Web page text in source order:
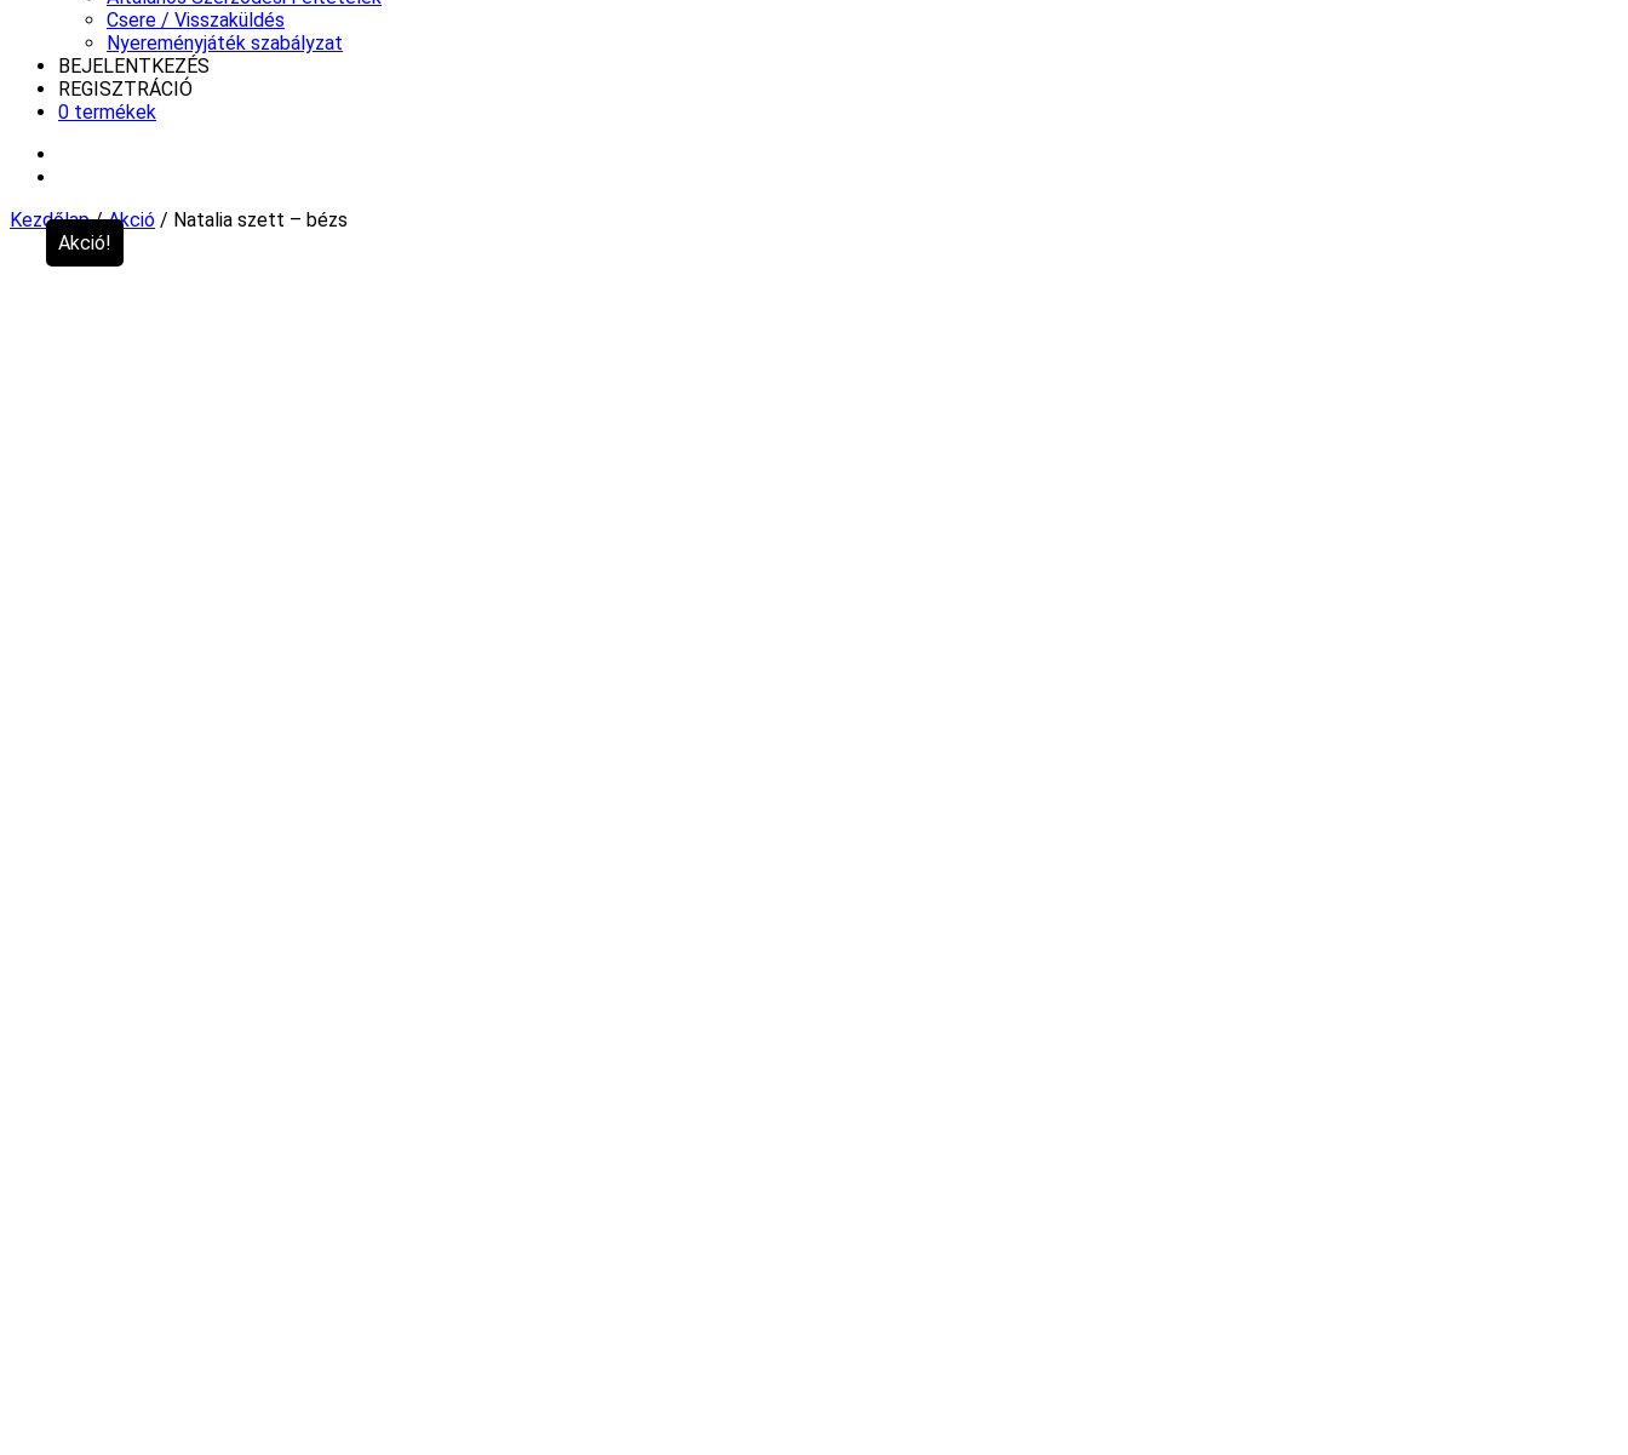
Csere / Visszaküldés
Nyereményjáték szabályzat
BEJELENTKEZÉS
REGISZTRÁCIÓ
0 termékek
Kezdőlap/Akció / Natalia szett – bézs
Akció!